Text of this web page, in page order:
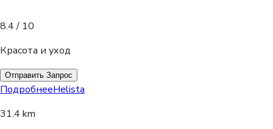
8.4 / 10
Красота и уход
Отправить Запрос
ПодробнееHelista
31.4 km